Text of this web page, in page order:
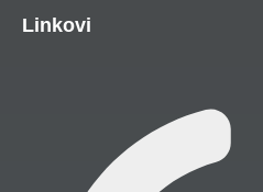
Linkovi